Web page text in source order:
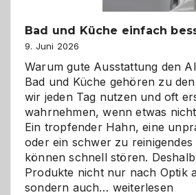
Bad und Küche einfach
9. Juni 2026
Warum gute Ausstattung den
Bad und Küche gehören zu
wir jeden Tag nutzen und oft
wahrnehmen, wenn etwas
Ein tropfender Hahn, eine
oder ein schwer zu reinigendes
können schnell stören.
Produkte nicht nur nach Optik
sondern auch… Bad
weiterlesen